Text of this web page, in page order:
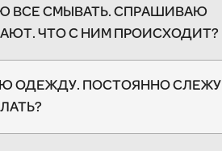
ВСЕ СМЫВАТЬ. СПРАШИВАЮ
ЧТО С НИМ ПРОИСХОДИТ?
ОДЕЖДУ. ПОСТОЯННО СЛЕЖУ